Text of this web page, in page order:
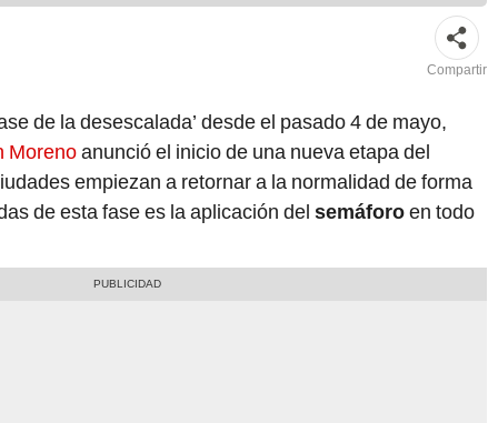
Compartir
de la desescalada’ desde el pasado 4 de mayo,
Morenoanunció el inicio de una nueva etapa del
empiezan a retornar a la normalidad de forma
de esta fase es la aplicación del semáforoen todo